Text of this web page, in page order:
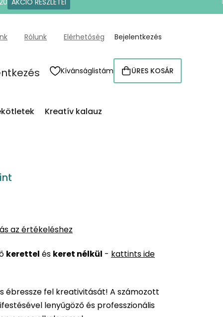
AKCIÓ RÉSZLETEI
Rólunk Elérhetőség Bejelentkezés
Kívánságlistám KOSÁR
ÜRES KOSÁR
Kreatív kalauz
az értékeléshez
kerettel és keret nélkül - kattints ide
ébressze fel kreativitását! A számozott
lenyűgöző és professzionális